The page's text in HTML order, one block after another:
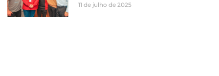
11 de julho de 2025